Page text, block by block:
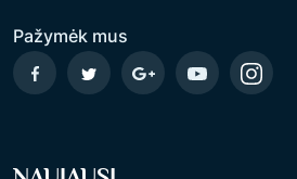
G
Pažymėk mus